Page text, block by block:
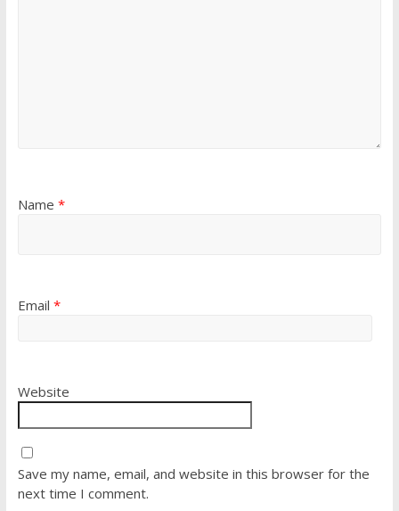
Name *
Email *
Website
Save my name, email, and website in this browser for the
next time I comment.